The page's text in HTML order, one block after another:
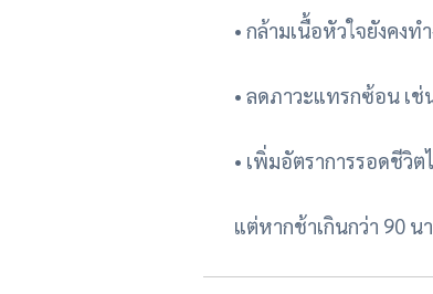
• กล้ามเนื้อหัวใจยังคงท
• ลดภาวะแทรกซ้อน เช่
• เพิ่มอัตราการรอดชีวิต
แต่หากช้าเกินกว่า 90 นา